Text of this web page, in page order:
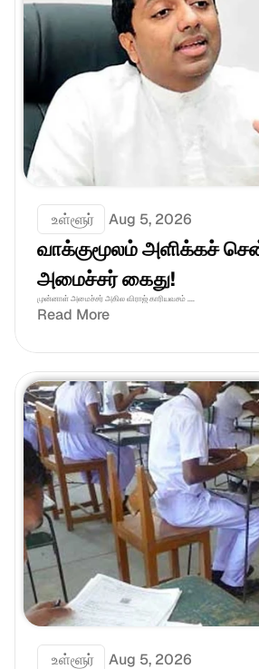
உள்ளூர் Aug 5, 2026
வாக்குமூலம் அளிக்கச்
அமைச்சர் கைது!
முன்னாள் அமைச்சர் அகில விராஜ் காரியவசம் ....
Read More
உள்ளூர் Aug 5, 2026